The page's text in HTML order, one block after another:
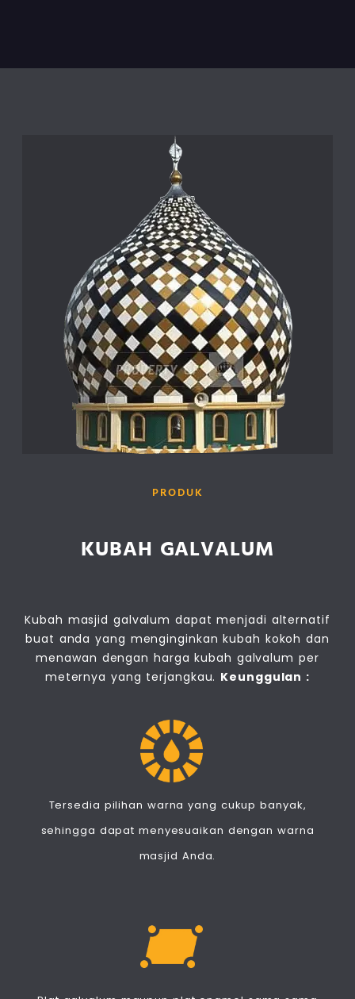
PRODUK
KUBAH GALVALUM
Kubah masjid galvalum dapat menjadi alternatif
buat anda yang menginginkan kubah kokoh dan
menawan dengan harga kubah galvalum per
meternya yang terjangkau. Keunggulan :
Tersedia pilihan warna yang cukup banyak,
sehingga dapat menyesuaikan dengan warna
masjid Anda.